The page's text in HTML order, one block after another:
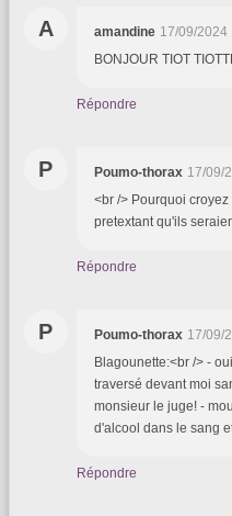
A amandine 17/09/2024
BONJOUR TIOT
Répondre
P Poumo-thorax 17/09/
<br /> Pourquoi
pretextant qu'ils
Répondre
P Poumo-thorax 17/09/
Blagounette:<br /> -
traversé devant moi
monsieur le juge! -
d'alcool dans le sang
Répondre